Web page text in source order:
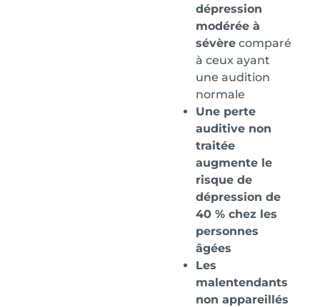
dépression
modérée à
sévère comparé
à ceux ayant
une audition
normale
Une perte
auditive non
traitée
augmente le
risque de
dépression de
40 % chez les
personnes
âgées
Les
malentendants
non appareillés